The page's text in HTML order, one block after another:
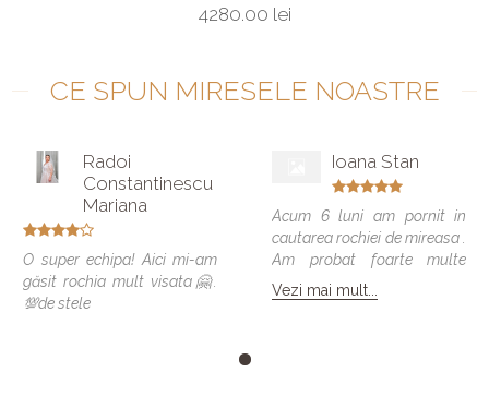
4280.00 lei
CE SPUN MIRESELE NOASTRE
Radoi
Constantinescu
Mariana
O super echipa! Aici mi-am
găsit rochia mult visata🤗.
💯de stele
Ioana Stan
Acum 6 luni am pornit in
cautarea rochiei de mireasa .
Am probat foarte multe
modele si vreau sa spun ca
toate veneau bine , dar
Vezi mai mult...